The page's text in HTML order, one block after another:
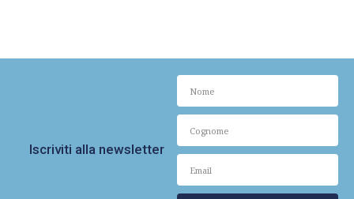
Iscriviti alla newsletter